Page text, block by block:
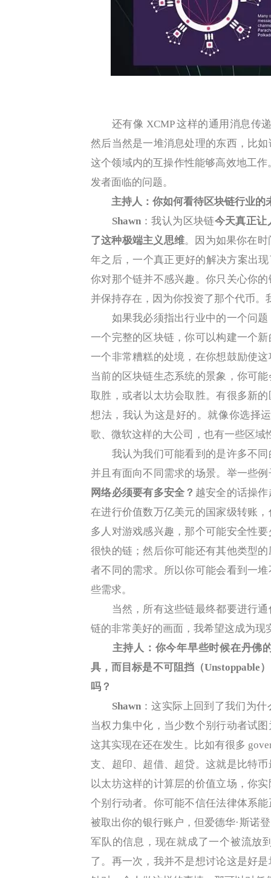
还有像 XCMP 这样的通用消息传递
然后当然是一堆消息处理的东西，比
这个领域内的互操作性能够高效地工
发者面临的问题。
主持人：你如何看待区块链行业的
Shawn：我认为区块链今天真正让
了这种极端主义思维。因为如果你在
年之后，一个真正更好的解决方案出
你对那个链并不感兴趣。你只关心你
并保持存在，因为你投资了那个代币
如果我必须指出行业中的一个问题
一个完整的区块链，你可以构建一个
一个非常糟糕的处境，在你想鼓励使
当前的区块链生态系统的景象，你可
取胜，或者以太坊会取胜。有很多新
想法，我认为这是好的。就像你选择
歌、微软这样的大公司，也有一些区
我认为我们可能看到的是许多不同
并且有面向不同需求的场景。举一些例
网络必须要有多安全？ 越安全的话操
在进行价值数万亿美元的国家级转账
多人对游戏感兴趣，那个可能安全性
很快的链；然后你可能还有其他类型
者不同的需求。所以你可能会看到一
些需求。
当然，所有这些链最终都要进行通
链的非常美好的画面，我希望这成为现
主持人：你今年早些时候在丹佛
具，而目标是不可阻挡（Unstoppable
吗？
Shawn：这实际上回到了我们为
当权力集中化，当少数个别行动者试
这其实现在还在发生。比如有很多
支、超印、超借、超贷。这就是比特
以太坊这样的计算层的价值立场，你
个别行动者。你可能不信任法律体系
被取出你的银行账户，但爱德华·斯诺
军队的信息，现在就成了一个被流放
了。再一次，我并不是想讨论这是好